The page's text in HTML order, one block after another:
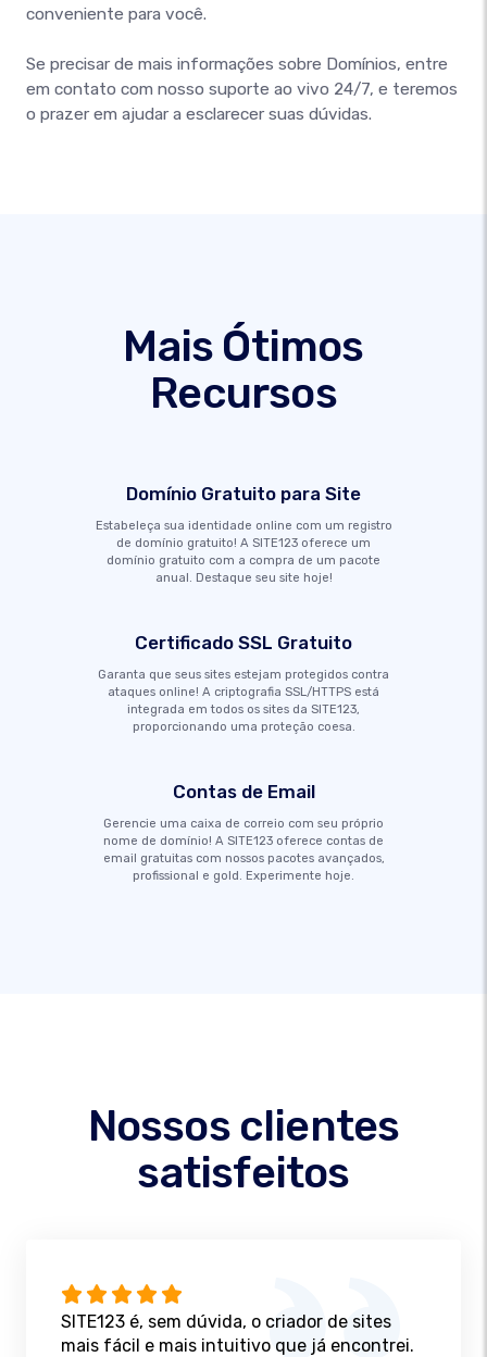
conveniente para você.
Se precisar de mais informações sobre Domínios, entre
em contato com nosso suporte ao vivo 24/7, e teremos
o prazer em ajudar a esclarecer suas dúvidas.
Mais Ótimos
Recursos
Domínio Gratuito para Site
Estabeleça sua identidade online com um registro
de domínio gratuito! A SITE123 oferece um
domínio gratuito com a compra de um pacote
anual. Destaque seu site hoje!
Certificado SSL Gratuito
Garanta que seus sites estejam protegidos contra
ataques online! A criptografia SSL/HTTPS está
integrada em todos os sites da SITE123,
proporcionando uma proteção coesa.
Contas de Email
Gerencie uma caixa de correio com seu próprio
nome de domínio! A SITE123 oferece contas de
email gratuitas com nossos pacotes avançados,
profissional e gold. Experimente hoje.
Nossos clientes
satisfeitos
SITE123 é, sem dúvida, o criador de sites
mais fácil e mais intuitivo que já encontrei.